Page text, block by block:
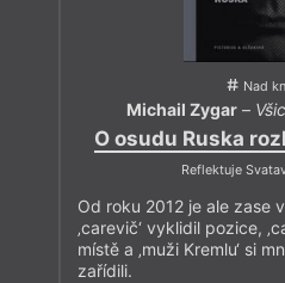
Nad
Michail Zygar–
O osudu Ruska
Reflektuje
Od roku 2012 je ale zase
‚carevič‘ vyklidil pozice,
místě a ‚muži Kremlu‘ si
zařídili.